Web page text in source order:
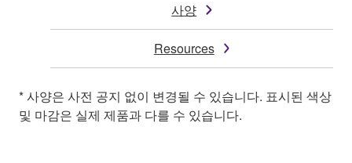
사양
Resources
* 사양은 사전 공지 없이 변경될 수 있습니다. 표시된 색상
및 마감은 실제 제품과 다를 수 있습니다.